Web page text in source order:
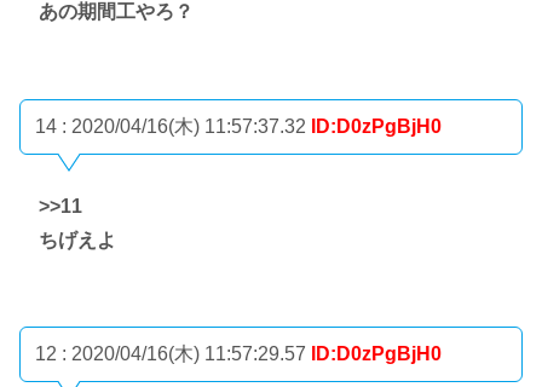
あの期間工やろ？
14 : 2020/04/16(木) 11:57:37.32 ID:D0zPgBjH0
>>11
ちげえよ
12 : 2020/04/16(木) 11:57:29.57 ID:D0zPgBjH0